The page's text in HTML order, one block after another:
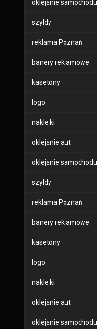
oklejanie samochodu
szyldy
reklama Poznań
banery reklamowe
kasetony
logo
naklejki
oklejanie aut
oklejanie samochodu
szyldy
reklama Poznań
banery reklamowe
kasetony
logo
naklejki
oklejanie aut
oklejanie samochodu